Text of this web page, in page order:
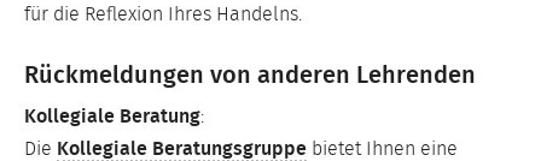
für die Reflexion Ihres Handelns.
Rückmeldungen von anderen Lehrenden
Kollegiale Beratung:
Die Kollegiale Beratungsgruppe bietet Ihnen eine